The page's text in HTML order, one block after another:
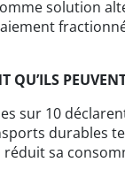
solution
QU’ILS
sur 10
durables
sa